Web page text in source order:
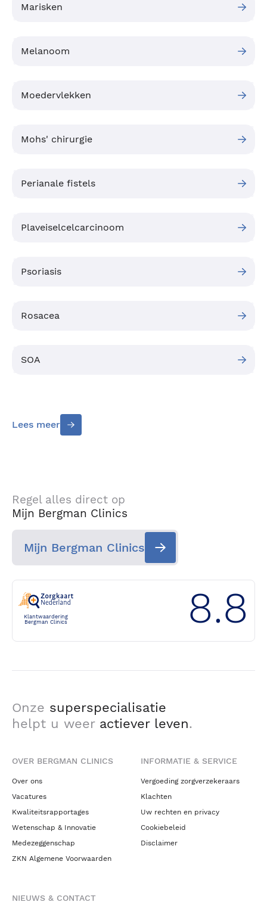
Marisken
Melanoom
Moedervlekken
Mohs' chirurgie
Perianale fistels
Plaveiselcelcarcinoom
Psoriasis
Rosacea
SOA
Lees meer
Regel alles direct op
Mijn Bergman Clinics
Mijn Bergman Clinics
Klantwaardering
Bergman Clinics
8.8
Onze superspecialisatie
helpt u weer actiever leven.
OVER BERGMAN CLINICS
Over ons
Vacatures
Kwaliteitsrapportages
Wetenschap & Innovatie
Medezeggenschap
ZKN Algemene Voorwaarden
INFORMATIE & SERVICE
Vergoeding zorgverzekeraars
Klachten
Uw rechten en privacy
Cookiebeleid
Disclaimer
NIEUWS & CONTACT